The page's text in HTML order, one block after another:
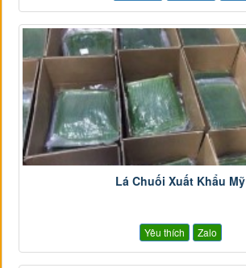
Lá Chuối Xuất Khẩu Mỹ
Yêu thích Zalo